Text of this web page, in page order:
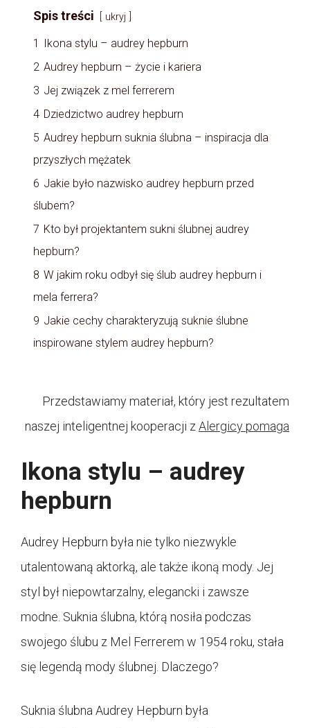
Spis treści ukryj
1
Ikona stylu – audrey hepburn
2 Audrey hepburn – życie i kariera
3 Jej związek z mel ferrerem
4 Dziedzictwo audrey hepburn
5 Audrey hepburn suknia ślubna – inspiracja dla
przyszłych mężatek
6 Jakie było nazwisko audrey hepburn przed
ślubem?
7 Kto był projektantem sukni ślubnej audrey
hepburn?
8 W jakim roku odbył się ślub audrey hepburn i
mela ferrera?
9 Jakie cechy charakteryzują suknie ślubne
inspirowane stylem audrey hepburn?
Przedstawiamy materiał, który jest rezultatem
naszej inteligentnej kooperacji z Alergicy pomaga
Ikona stylu – audrey
hepburn
Audrey Hepburn była nie tylko niezwykle
utalentowaną aktorką, ale także ikoną mody. Jej
styl był niepowtarzalny, elegancki i zawsze
modne. Suknia ślubna, którą nosiła podczas
swojego ślubu z Mel Ferrerem w 1954 roku, stała
się legendą mody ślubnej. Dlaczego?
Suknia ślubna Audrey Hepburn była